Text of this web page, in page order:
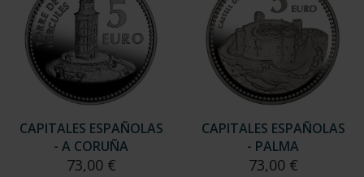
CAPITALES ESPAÑOLAS
- A CORUÑA
73,00 €
CAPITALES ESPAÑOLAS
- PALMA
73,00 €